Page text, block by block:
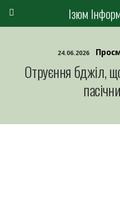
Ізюм
24.06.2026
Отруєння бджіл,